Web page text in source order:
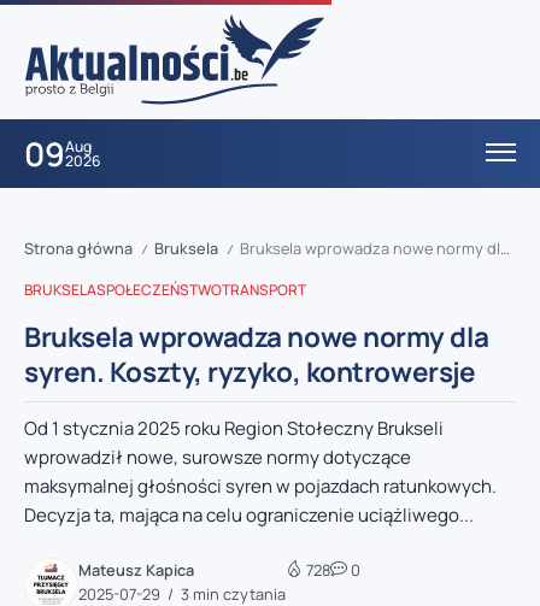
09Aug
2026
Strona główna / Bruksela / Bruksela wprowadza nowe normy dla syren. Koszty, ryzyko, kontrowersje
BRUKSELASPOŁECZEŃSTWOTRANSPORT
Bruksela wprowadza nowe normy dla
syren. Koszty, ryzyko, kontrowersje
Od 1 stycznia 2025 roku Region Stołeczny Brukseli
wprowadził nowe, surowsze normy dotyczące
maksymalnej głośności syren w pojazdach ratunkowych.
Decyzja ta, mająca na celu ograniczenie uciążliwego...
Mateusz Kapica
2025-07-29
3 min czytania
728 0